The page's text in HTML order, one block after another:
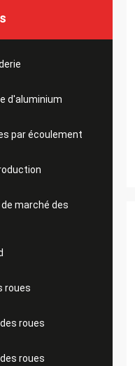
d'aluminium
par écoulement
marché des
roues
roues
roues